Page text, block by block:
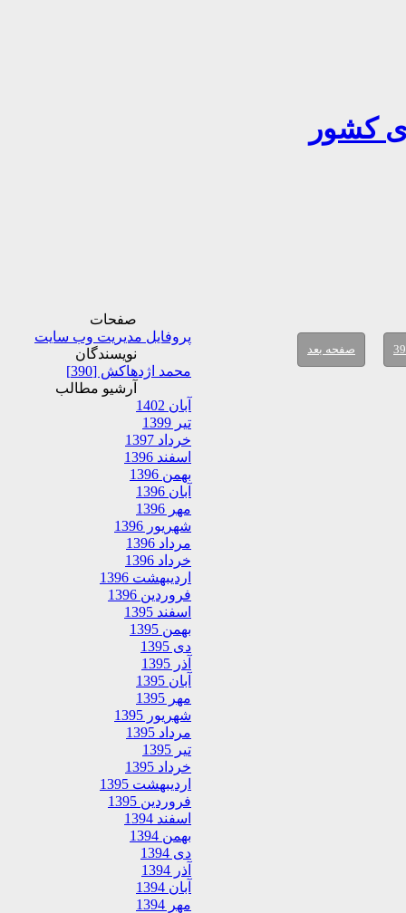
کشور
39 صفحه بعد
صفحات
پروفایل مدیریت وب سایت
نویسندگان
محمد اژدهاکش [390]
آرشیو مطالب
آبان 1402
تیر 1399
خرداد 1397
اسفند 1396
بهمن 1396
آبان 1396
مهر 1396
شهریور 1396
مرداد 1396
خرداد 1396
اردیبهشت 1396
فروردین 1396
اسفند 1395
بهمن 1395
دی 1395
آذر 1395
آبان 1395
مهر 1395
شهریور 1395
مرداد 1395
تیر 1395
خرداد 1395
اردیبهشت 1395
فروردین 1395
اسفند 1394
بهمن 1394
دی 1394
آذر 1394
آبان 1394
مهر 1394